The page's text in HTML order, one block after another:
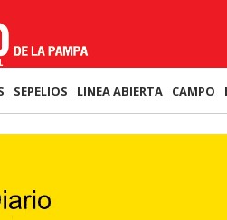
SEPELIOS LINEA ABIERTA CAMPO